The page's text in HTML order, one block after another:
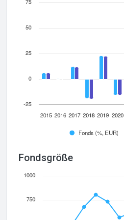
Fonds (%, EUR)
2015 2016 2017 2018 2019 2020
-25
0
25
50
Fondsgröße
750
1000